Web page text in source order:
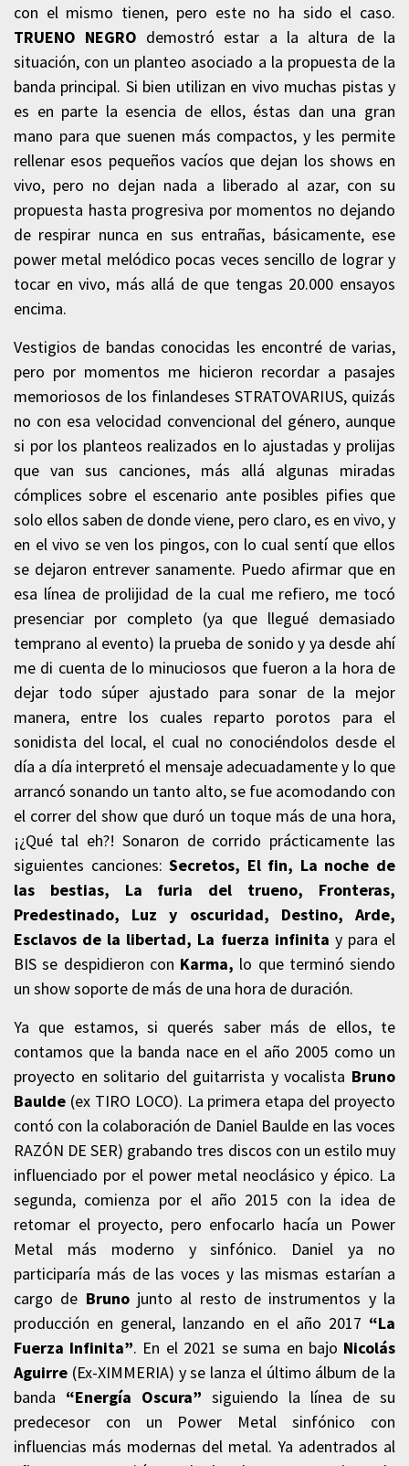
con el mismo tienen, pero este no ha sido el caso.
TRUENO NEGRO demostró estar a la altura de la
situación, con un planteo asociado a la propuesta de la
banda principal. Si bien utilizan en vivo muchas pistas y
es en parte la esencia de ellos, éstas dan una gran
mano para que suenen más compactos, y les permite
rellenar esos pequeños vacíos que dejan los shows en
vivo, pero no dejan nada a liberado al azar, con su
propuesta hasta progresiva por momentos no dejando
de respirar nunca en sus entrañas, básicamente, ese
power metal melódico pocas veces sencillo de lograr y
tocar en vivo, más allá de que tengas 20.000 ensayos
encima.
Vestigios de bandas conocidas les encontré de varias,
pero por momentos me hicieron recordar a pasajes
memoriosos de los finlandeses STRATOVARIUS, quizás
no con esa velocidad convencional del género, aunque
si por los planteos realizados en lo ajustadas y prolijas
que van sus canciones, más allá algunas miradas
cómplices sobre el escenario ante posibles pifies que
solo ellos saben de donde viene, pero claro, es en vivo, y
en el vivo se ven los pingos, con lo cual sentí que ellos
se dejaron entrever sanamente. Puedo afirmar que en
esa línea de prolijidad de la cual me refiero, me tocó
presenciar por completo (ya que llegué demasiado
temprano al evento) la prueba de sonido y ya desde ahí
me di cuenta de lo minuciosos que fueron a la hora de
dejar todo súper ajustado para sonar de la mejor
manera, entre los cuales reparto porotos para el
sonidista del local, el cual no conociéndolos desde el
día a día interpretó el mensaje adecuadamente y lo que
arrancó sonando un tanto alto, se fue acomodando con
el correr del show que duró un toque más de una hora,
¡¿Qué tal eh?! Sonaron de corrido prácticamente las
siguientes canciones:Secretos, El fin, La noche de
las bestias, La furia del trueno, Fronteras,
Predestinado, Luz y oscuridad, Destino, Arde,
Esclavos de la libertad, La fuerza infinita y para el
BIS se despidieron con Karma, lo que terminó siendo
un show soporte de más de una hora de duración.
Ya que estamos, si querés saber más de ellos, te
contamos que la banda nace en el año 2005 como un
proyecto en solitario del guitarrista y vocalista Bruno
Baulde (ex TIRO LOCO). La primera etapa del proyecto
contó con la colaboración de Daniel Baulde en las voces
RAZÓN DE SER) grabando tres discos con un estilo muy
influenciado por el power metal neoclásico y épico. La
segunda, comienza por el año 2015 con la idea de
retomar el proyecto, pero enfocarlo hacía un Power
Metal más moderno y sinfónico. Daniel ya no
participaría más de las voces y las mismas estarían a
cargo de Brunojunto al resto de instrumentos y la
producción en general, lanzando en el año 2017 “La
Fuerza Infinita”. En el 2021 se suma en bajo Nicolás
Aguirre (Ex-XIMMERIA) y se lanza el último álbum de la
banda “Energía Oscura” siguiendo la línea de su
predecesor con un Power Metal sinfónico con
influencias más modernas del metal. Ya adentrados al